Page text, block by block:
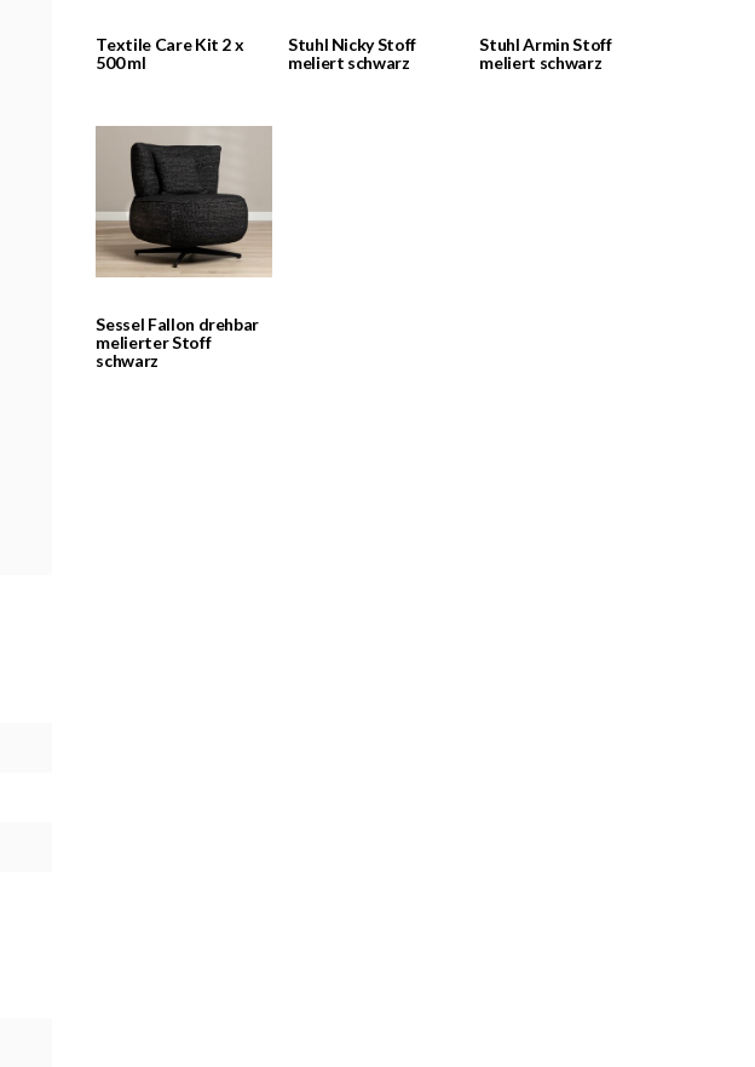
Textile Care Kit 2 x
500 ml
Stuhl Nicky Stoff
meliert schwarz
Stuhl Armin Stoff
meliert schwarz
Sessel Fallon drehbar
melierter Stoff
schwarz